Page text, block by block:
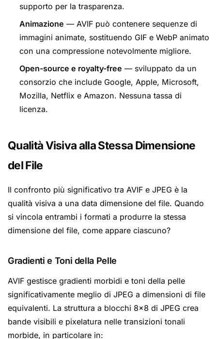
supporto per la trasparenza.
Animazione — AVIF può contenere sequenze di
immagini animate, sostituendo GIF e WebP animato
con una compressione notevolmente migliore.
Open-source e royalty-free — sviluppato da un
consorzio che include Google, Apple, Microsoft,
Mozilla, Netflix e Amazon. Nessuna tassa di
licenza.
Qualità Visiva alla Stessa Dimensione
del File
Il confronto più significativo tra AVIF e JPEG è la
qualità visiva a una data dimensione del file. Quando
si vincola entrambi i formati a produrre la stessa
dimensione del file, come appare ciascuno?
Gradienti e Toni della Pelle
AVIF gestisce gradienti morbidi e toni della pelle
significativamente meglio di JPEG a dimensioni di file
equivalenti. La struttura a blocchi 8×8 di JPEG crea
bande visibili e pixelatura nelle transizioni tonali
morbide, in particolare in: